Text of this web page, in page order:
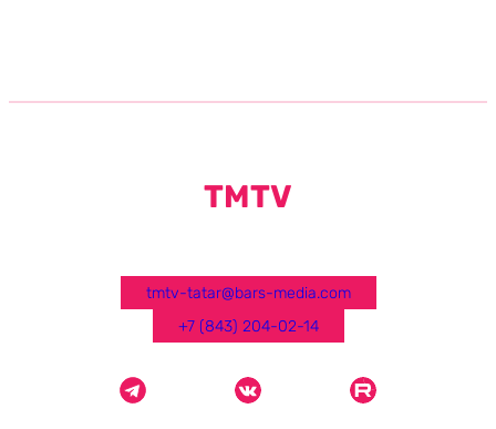
TMTV
tmtv-tatar@bars-media.com
+7 (843) 204-02-14